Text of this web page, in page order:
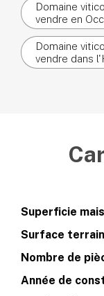
Domaine
vendre en
Domaine
vendre dans
Superficie
Surface terrain
Nombre de
Année de